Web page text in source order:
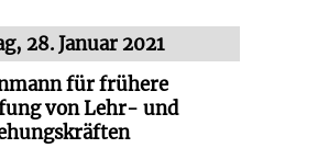
28. Januar 2021
für frühere
von Lehr- und